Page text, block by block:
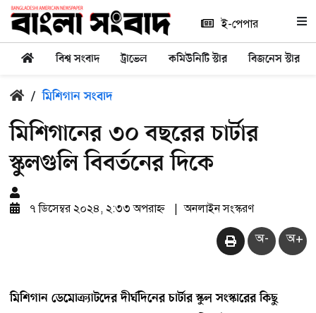
ই-পেপার
বিশ্ব সংবাদ ট্রাভেল কমিউনিটি স্টার বিজনেস স্টার
/ মিশিগান সংবাদ
মিশিগানের ৩০ বছরের চার্টার
স্কুলগুলি বিবর্তনের দিকে
৭ ডিসেম্বর ২০২৪, ২:৩৩ অপরাহ্ন অনলাইন সংস্করণ
অ- অ+
মিশিগান ডেমোক্র্যাটদের দীর্ঘদিনের চার্টার স্কুল সংস্কারের কিছু